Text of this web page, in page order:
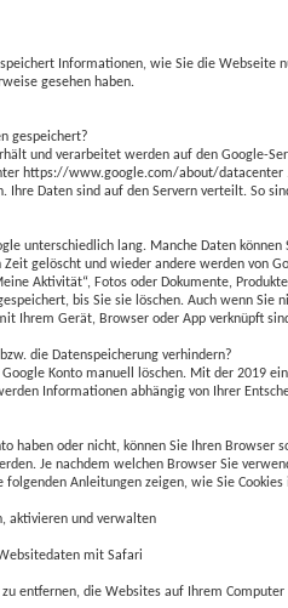
Informationen, wie Sie die Webseite
gesehen haben.
gespeichert?
und verarbeitet werden auf den Google-
https://www.google.com/about/datacenter
Ihre Daten sind auf den Servern verteilt. So
unterschiedlich lang. Manche Daten
gelöscht und wieder andere werden von
Aktivität“, Fotos oder Dokumente,
bis Sie sie löschen. Auch wenn Sie
Ihrem Gerät, Browser oder App verknüpft
die Datenspeicherung verhindern?
Konto manuell löschen. Mit der 2019
Informationen abhängig von Ihrer
haben oder nicht, können Sie Ihren Browser
Je nachdem welchen Browser Sie
folgenden Anleitungen zeigen, wie Sie
aktivieren und verwalten
mit Safari
zu entfernen, die Websites auf Ihrem